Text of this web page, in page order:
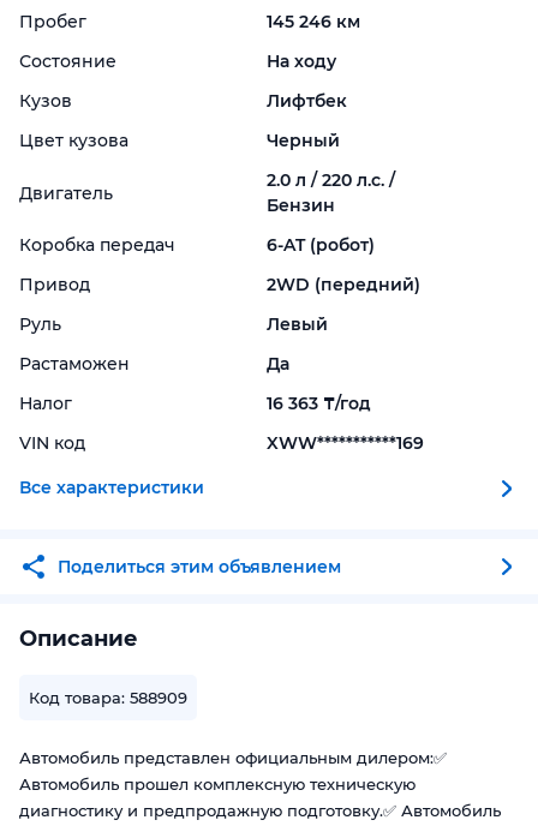
Пробег
145 246 км
Состояние
На ходу
Кузов
Лифтбек
Цвет кузова
Черный
Двигатель
2.0 л / 220 л.с. /
Бензин
Коробка передач
6-AT (робот)
Привод
2WD (передний)
Руль
Левый
Растаможен
Да
Налог
16 363 ₸/год
VIN код
XWW***********169
Все характеристики
Поделиться этим объявлением
Описание
Код товара: 588909
Автомобиль представлен официальным дилером:✅
Автомобиль прошел комплексную техническую
диагностику и предпродажную подготовку.✅ Автомобиль